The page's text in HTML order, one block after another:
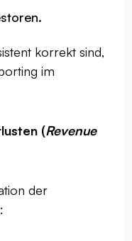
korrekt sind,
im
(Revenue
der